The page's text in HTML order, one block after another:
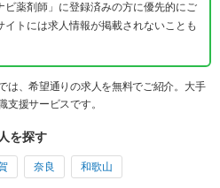
ビ薬剤師」に登録済みの方に優先的にご
トには求人情報が掲載されないことも
は、希望通りの求人を無料でご紹介。大手
援サービスです。
を探す
奈良 和歌山